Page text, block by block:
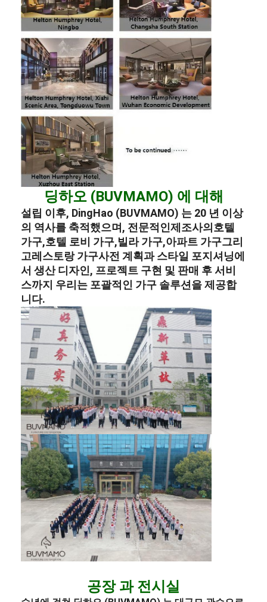
딩하오 (BUVMAMO) 에 대해
설립 이후, DingHao (BUVMAMO) 는 20 년 이상
의 역사를 축적했으며, 전문적인제조사의 호텔
가구,호텔 로비 가구,빌라 가구,아파트 가구그리
고레스토랑 가구사전 계획과 스타일 포지셔닝에
서 생산 디자인, 프로젝트 구현 및 판매 후 서비
스까지 우리는 포괄적인 가구 솔루션을 제공합
니다.
공장 과 전시실